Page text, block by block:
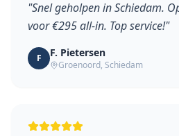
"Snel geholpen in Schiedam.
voor €295 all-in. Top service!"
F F. Pietersen
Groenoord, Schiedam